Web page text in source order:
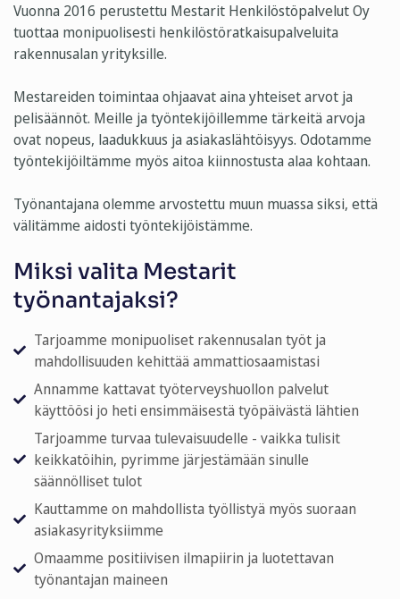
Vuonna 2016 perustettu Mestarit Henkilöstöpalvelut Oy
tuottaa monipuolisesti henkilöstöratkaisupalveluita
rakennusalan yrityksille.
Mestareiden toimintaa ohjaavat aina yhteiset arvot ja
pelisäännöt. Meille ja työntekijöillemme tärkeitä arvoja
ovat nopeus, laadukkuus ja asiakaslähtöisyys. Odotamme
työntekijöiltämme myös aitoa kiinnostusta alaa kohtaan.
Työnantajana olemme arvostettu muun muassa siksi, että
välitämme aidosti työntekijöistämme.
Miksi valita Mestarit
työnantajaksi?
Tarjoamme monipuoliset rakennusalan työt ja
mahdollisuuden kehittää ammattiosaamistasi
Annamme kattavat työterveyshuollon palvelut
käyttöösi jo heti ensimmäisestä työpäivästä lähtien
Tarjoamme turvaa tulevaisuudelle - vaikka tulisit
keikkatöihin, pyrimme järjestämään sinulle
säännölliset tulot
Kauttamme on mahdollista työllistyä myös suoraan
asiakasyrityksiimme
Omaamme positiivisen ilmapiirin ja luotettavan
työnantajan maineen